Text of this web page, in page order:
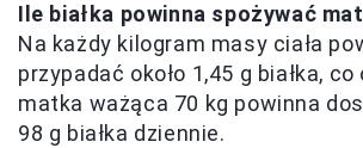
Ile białka powinna spożywać
Na każdy kilogram masy ciała
przypadać około 1,45 g białka, co
matka ważąca 70 kg powinna
98 g białka dziennie.